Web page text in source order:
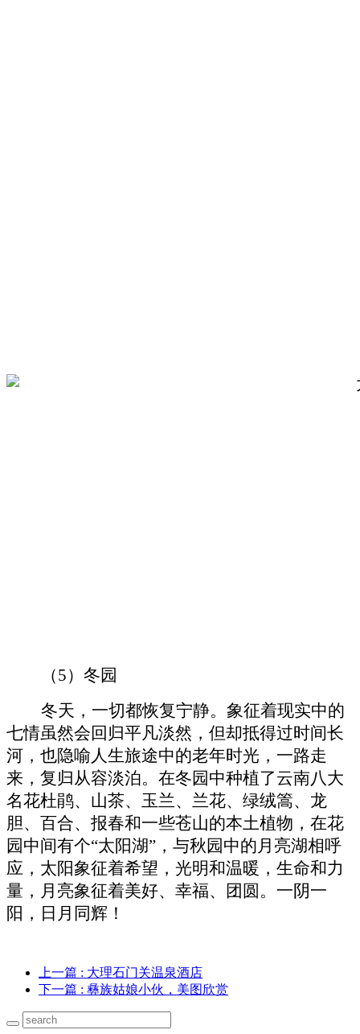
（5）冬园
冬天，一切都恢复宁静。象征着现实中的
七情虽然会回归平凡淡然，但却抵得过时间长
河，也隐喻人生旅途中的老年时光，一路走
来，复归从容淡泊。在冬园中种植了云南八大
名花杜鹃、山茶、玉兰、兰花、绿绒篙、龙
胆、百合、报春和一些苍山的本土植物，在花
园中间有个“太阳湖”，与秋园中的月亮湖相呼
应，太阳象征着希望，光明和温暖，生命和力
量，月亮象征着美好、幸福、团圆。一阴一
阳，日月同辉！
上一篇 : 大理石门关温泉酒店
下一篇 : 彝族姑娘小伙，美图欣赏